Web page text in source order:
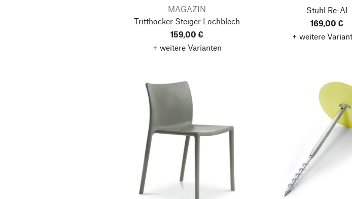
MAGAZIN
Tritthocker Steiger Lochblech
159,00 €
+ weitere Varianten
Stuhl Re-Al
169,00 €
+ weitere